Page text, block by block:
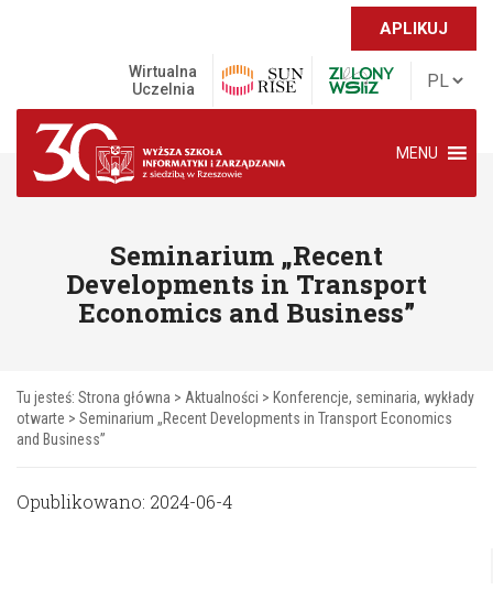
APLIKUJ
Wirtualna
Uczelnia
MENU
Seminarium „Recent
Developments in Transport
Economics and Business”
Tu jesteś: Strona główna > Aktualności > Konferencje, seminaria, wykłady
otwarte > Seminarium „Recent Developments in Transport Economics
and Business”
Opublikowano: 2024-06-4